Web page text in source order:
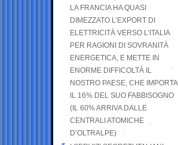
LA FRANCIA HA QUASI
DIMEZZATO L’EXPORT DI
ELETTRICITÀ VERSO L’ITALIA
PER RAGIONI DI SOVRANITÀ
ENERGETICA, E METTE IN
ENORME DIFFICOLTÀ IL
NOSTRO PAESE, CHE IMPORTA
IL 16% DEL SUO FABBISOGNO
(IL 60% ARRIVA DALLE
CENTRALI ATOMICHE
D’OLTRALPE)